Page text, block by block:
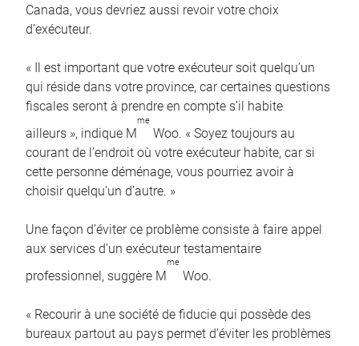
Canada, vous devriez aussi revoir votre choix
d’exécuteur.
« Il est important que votre exécuteur soit quelqu’un
qui réside dans votre province, car certaines questions
fiscales seront à prendre en compte s’il habite
ailleurs », indique M
me
Woo. « Soyez toujours au
courant de l’endroit où votre exécuteur habite, car si
cette personne déménage, vous pourriez avoir à
choisir quelqu’un d’autre. »
Une façon d’éviter ce problème consiste à faire appel
aux services d’un exécuteur testamentaire
professionnel, suggère M
me
Woo.
« Recourir à une société de fiducie qui possède des
bureaux partout au pays permet d’éviter les problèmes